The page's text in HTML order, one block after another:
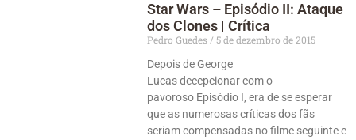
Star Wars – Episódio II: Ataque
dos Clones | Crítica
Pedro Guedes
5 de dezembro de 2015
Depois de George
Lucas decepcionar com o
pavoroso Episódio I, era de se esperar
que as numerosas críticas dos fãs
seriam compensadas no filme seguinte e